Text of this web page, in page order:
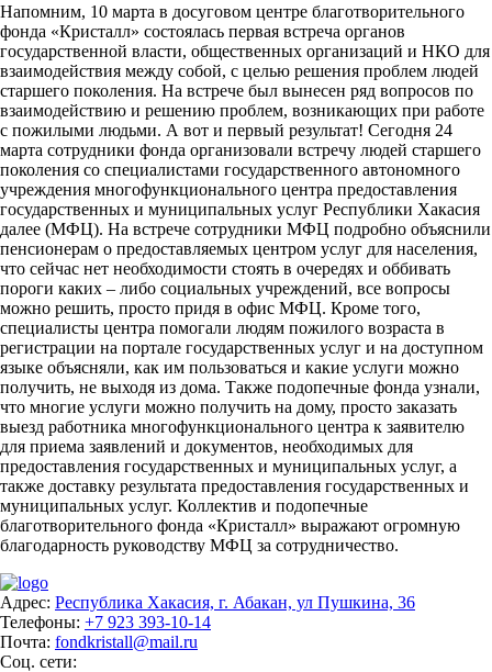
Напомним, 10 марта в досуговом центре благотворительного
фонда «Кристалл» состоялась первая встреча органов
государственной власти, общественных организаций и НКО для
взаимодействия между собой, с целью решения проблем людей
старшего поколения. На встрече был вынесен ряд вопросов по
взаимодействию и решению проблем, возникающих при работе
с пожилыми людьми. А вот и первый результат! Сегодня 24
марта сотрудники фонда организовали встречу людей старшего
поколения со специалистами государственного автономного
учреждения многофункционального центра предоставления
государственных и муниципальных услуг Республики Хакасия
далее (МФЦ). На встрече сотрудники МФЦ подробно объяснили
пенсионерам о предоставляемых центром услуг для населения,
что сейчас нет необходимости стоять в очередях и оббивать
пороги каких – либо социальных учреждений, все вопросы
можно решить, просто придя в офис МФЦ. Кроме того,
специалисты центра помогали людям пожилого возраста в
регистрации на портале государственных услуг и на доступном
языке объясняли, как им пользоваться и какие услуги можно
получить, не выходя из дома. Также подопечные фонда узнали,
что многие услуги можно получить на дому, просто заказать
выезд работника многофункционального центра к заявителю
для приема заявлений и документов, необходимых для
предоставления государственных и муниципальных услуг, а
также доставку результата предоставления государственных и
муниципальных услуг. Коллектив и подопечные
благотворительного фонда «Кристалл» выражают огромную
благодарность руководству МФЦ за сотрудничество.
Адрес: Республика Хакасия, г. Абакан, ул Пушкина, 36
Телефоны: +7 923 393-10-14
Почта: fondkristall@mail.ru
Соц. сети: